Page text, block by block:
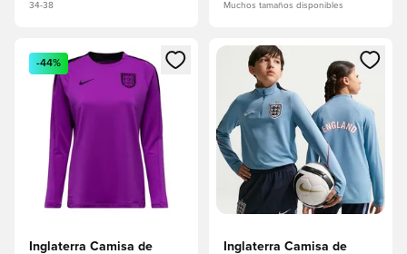
34-38 Muchos tamaños disponibles
Abre un modal para iniciar sesión o registrarse como
-44%
Inglaterra Camisa de
Abre un modal para iniciar
Inglaterra Camisa de